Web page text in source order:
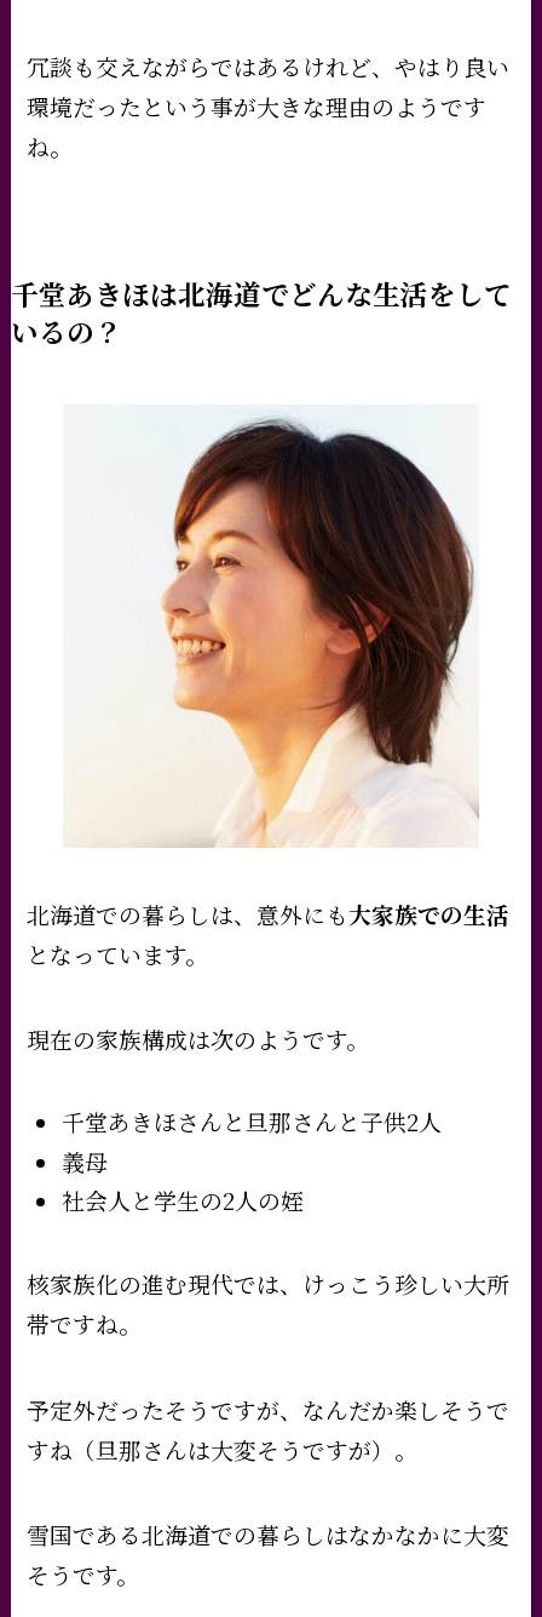
冗談も交えながらではあるけれど、やはり良い
環境だったという事が大きな理由のようです
ね。
千堂あきほは北海道でどんな生活をして
いるの？
北海道での暮らしは、意外にも大家族での生活
となっています。
現在の家族構成は次のようです。
千堂あきほさんと旦那さんと子供2人
義母
社会人と学生の2人の姪
核家族化の進む現代では、けっこう珍しい大所
帯ですね。
予定外だったそうですが、なんだか楽しそうで
すね（旦那さんは大変そうですが）。
雪国である北海道での暮らしはなかなかに大変
そうです。